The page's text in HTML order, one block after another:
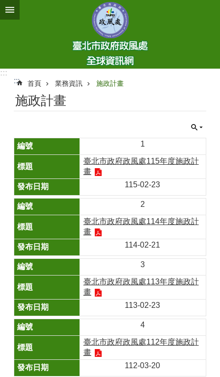
跳到主要內容區塊
:::
:::
首頁 業務資訊 施政計畫
施政計畫
1
臺北市政府政風處115年度施政計
畫
115-02-23
2
臺北市政府政風處114年度施政計
畫
114-02-21
3
臺北市政府政風處113年度施政計
畫
113-02-23
4
臺北市政府政風處112年度施政計
畫
112-03-20